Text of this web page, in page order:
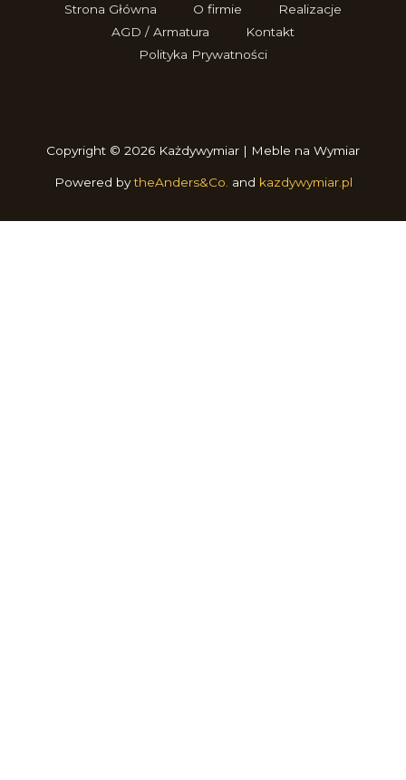
Strona Główna O firmie
Realizacje
AGD / Armatura
Kontakt
Polityka Prywatności
Copyright © 2026 Każdywymiar | Meble na Wymiar
Powered bytheAnders&Co. and kazdywymiar.pl